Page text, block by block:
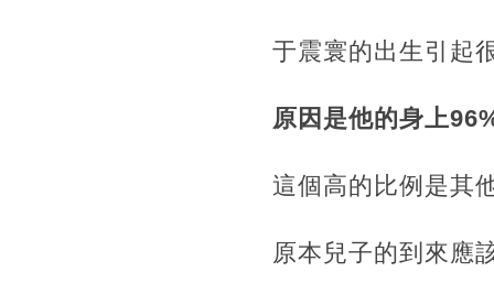
于震寰的出生引起
原因是他的身上
這個高的比例是其
原本兒子的到來應